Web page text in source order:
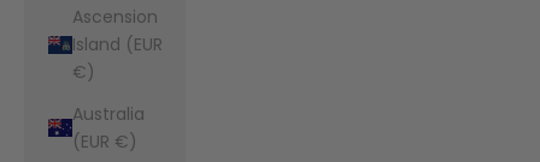
Ascension
Island (EUR
€)
Australia
(EUR €)